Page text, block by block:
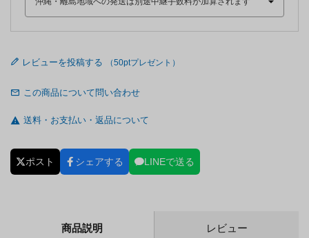
レビューを投稿する
この商品について問い合わせ
送料・お支払い・返品について
ポスト シェアする LINEで送る
商品説明 レビュー